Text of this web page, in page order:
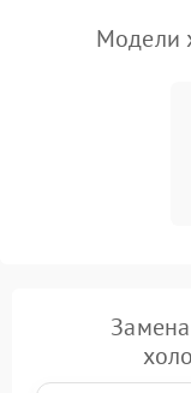
Модели